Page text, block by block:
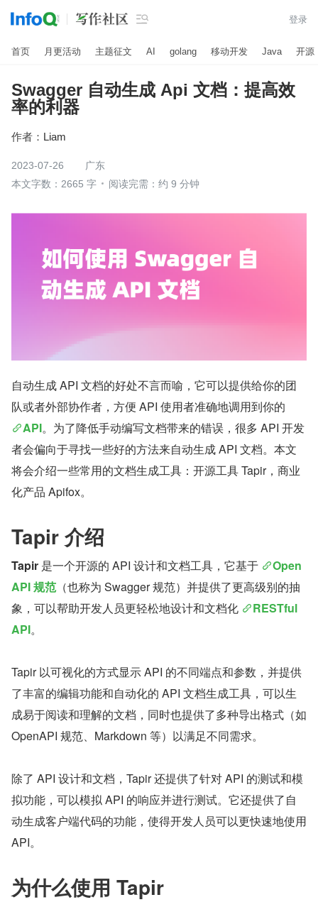
 登录
首页 月更活动 主题征文 AI golang 移动开发 Java 开源
Swagger 自动生成 Api 文档：提高效
率的利器
作者： Liam
2023-07-26
广东
本文字数：2665 字
阅读完需：约 9 分钟
自动生成 API 文档的好处不言而喻，它可以提供给你的团
API。为了降低手动编写文档带来的错误，很多 API 开发
者会偏向于寻找一些好的方法来自动生成 API 文档。本文
将会介绍一些常用的文档生成工具：开源工具 Tapir，商业
化产品 Apifox。
Tapir 介绍
Tapir 是一个开源的 API 设计和文档工具，它基于
Open
API 规范（也称为 Swagger 规范）并提供了更高级别的抽
象，可以帮助开发人员更轻松地设计和文档化
RESTful
API。
Tapir 以可视化的方式显示 API 的不同端点和参数，并提供
了丰富的编辑功能和自动化的 API 文档生成工具，可以生
成易于阅读和理解的文档，同时也提供了多种导出格式（如
OpenAPI 规范、Markdown 等）以满足不同需求。
除了 API 设计和文档，Tapir 还提供了针对 API 的测试和模
拟功能，可以模拟 API 的响应并进行测试。它还提供了自
动生成客户端代码的功能，使得开发人员可以更快速地使用
API。
为什么使用 Tapir